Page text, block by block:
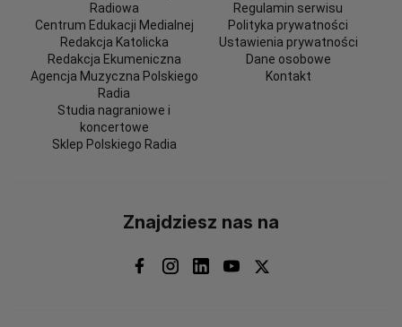
Radiowa
Centrum Edukacji Medialnej
Redakcja Katolicka
Redakcja Ekumeniczna
Agencja Muzyczna Polskiego
Radia
Studia nagraniowe i
koncertowe
Sklep Polskiego Radia
Regulamin serwisu
Polityka prywatności
Ustawienia prywatności
Dane osobowe
Kontakt
Znajdziesz nas na